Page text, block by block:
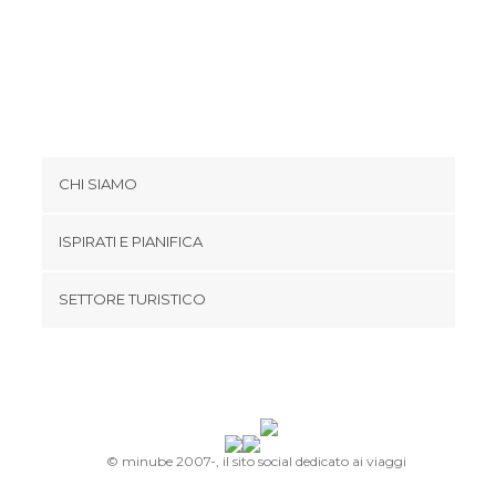
CHI SIAMO
Termini e Condizioni
ISPIRATI E PIANIFICA
SETTORE TURISTICO
© minube 2007-, il sito social dedicato ai viaggi